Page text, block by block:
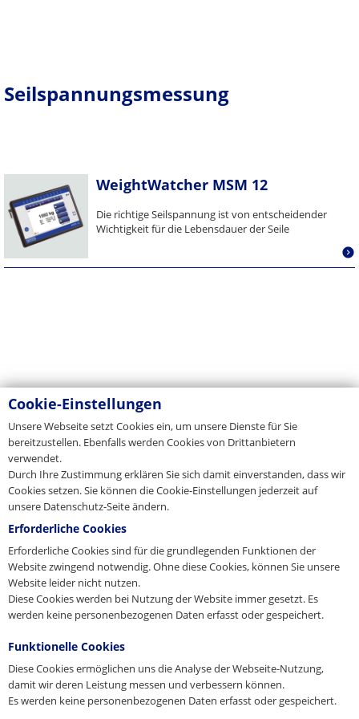
Seilspannungsmessung
WeightWatcher MSM 12
Die richtige Seilspannung ist von entscheidender
Wichtigkeit für die Lebensdauer der Seile
Cookie-Einstellungen
Unsere Webseite setzt Cookies ein, um unsere Dienste für Sie
bereitzustellen. Ebenfalls werden Cookies von Drittanbietern
verwendet.
Durch Ihre Zustimmung erklären Sie sich damit einverstanden, dass wir
Cookies setzen. Sie können die Cookie-Einstellungen jederzeit auf
unsere Datenschutz-Seite ändern.
Erforderliche Cookies
Erforderliche Cookies sind für die grundlegenden Funktionen der
Website zwingend notwendig. Ohne diese Cookies, können Sie unsere
Website leider nicht nutzen.
Diese Cookies werden bei Nutzung der Website immer gesetzt. Es
werden keine personenbezogenen Daten erfasst oder gespeichert.
Funktionelle Cookies
Diese Cookies ermöglichen uns die Analyse der Webseite-Nutzung,
damit wir deren Leistung messen und verbessern können.
Es werden keine personenbezogenen Daten erfasst oder gespeichert.